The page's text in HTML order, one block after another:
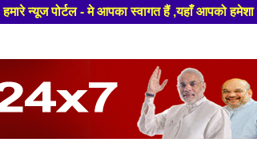
आपको हमेशा ताजा खबरों से रूबरू कराया जाएगा